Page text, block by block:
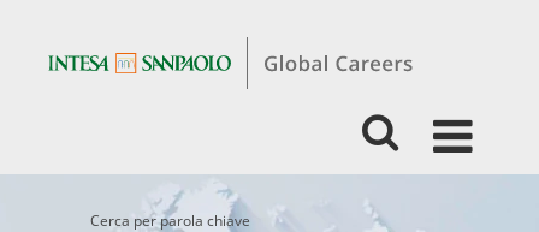
Cerca per parola chiave